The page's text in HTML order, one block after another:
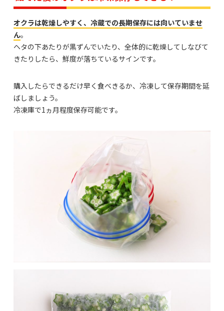
オクラは乾燥しやすく、冷蔵での長期保存には向いていませ
ん。
ヘタの下あたりが黒ずんでいたり、全体的に乾燥してしなびて
きたりしたら、鮮度が落ちているサインです。
購入したらできるだけ早く食べきるか、冷凍して保存期間を延
ばしましょう。
冷凍庫で1ヵ月程度保存可能です。